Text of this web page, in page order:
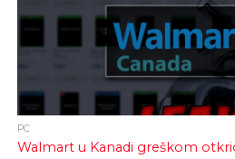
PC
Walmart u Kanadi greškom